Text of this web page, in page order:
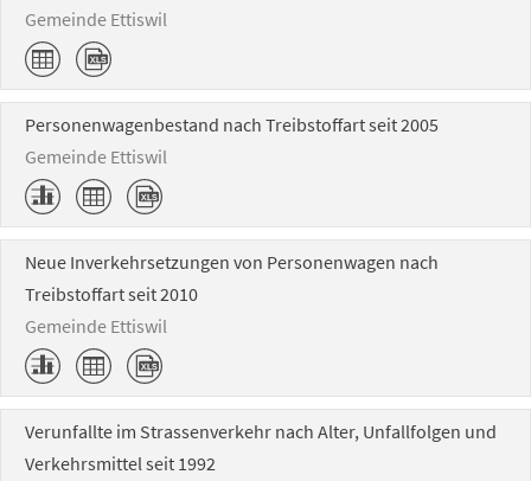
Gemeinde Ettiswil
Personenwagenbestand nach Treibstoffart seit 2005
Gemeinde Ettiswil
Neue Inverkehrsetzungen von Personenwagen nach
Treibstoffart seit 2010
Gemeinde Ettiswil
Verunfallte im Strassenverkehr nach Alter, Unfallfolgen und
Verkehrsmittel seit 1992